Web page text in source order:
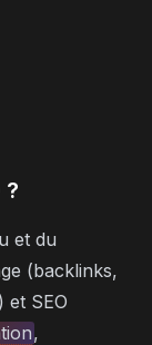
?
et du
(backlinks,
et SEO
,